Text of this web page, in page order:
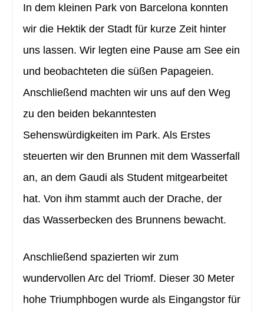
In dem kleinen Park von Barcelona konnten
wir die Hektik der Stadt für kurze Zeit hinter
uns lassen. Wir legten eine Pause am See ein
und beobachteten die süßen Papageien.
Anschließend machten wir uns auf den Weg
zu den beiden bekanntesten
Sehenswürdigkeiten im Park. Als Erstes
steuerten wir den Brunnen mit dem Wasserfall
an, an dem Gaudi als Student mitgearbeitet
hat. Von ihm stammt auch der Drache, der
das Wasserbecken des Brunnens bewacht.
Anschließend spazierten wir zum
wundervollen Arc del Triomf. Dieser 30 Meter
hohe Triumphbogen wurde als Eingangstor für